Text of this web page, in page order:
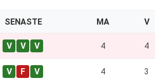
SENASTE MA V
4 4
4 3